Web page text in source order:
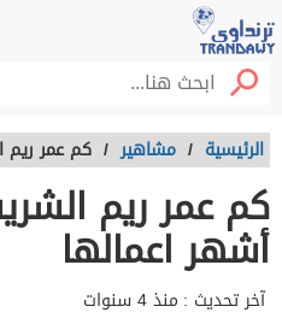
الرئيسية / مشاهير / كم عمر ريم
كم عمر ريم
أشهر اعمالها
آخر تحديث : منذ 4 سنوات